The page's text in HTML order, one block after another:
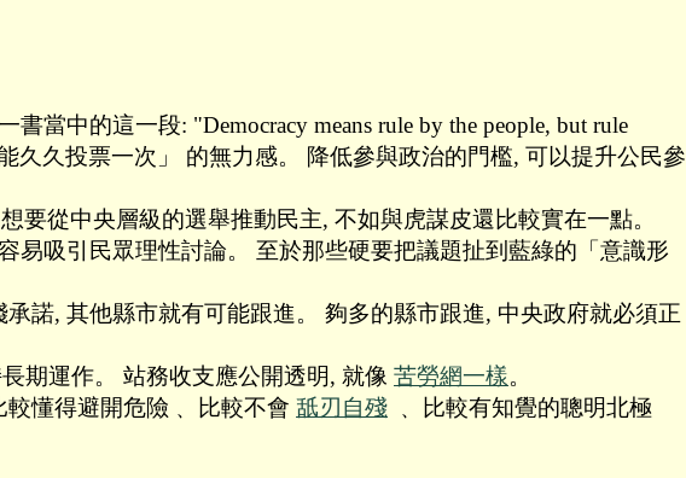
書當中的這一段: "Democracy means rule by the people, but rule
久久投票一次」 的無力感。 降低參與政治的門檻, 可以提升公民參
從中央層級的選舉推動民主, 不如與虎謀皮還比較實在一點。
易吸引民眾理性討論。 至於那些硬要把議題扯到藍綠的「意識形
諾, 其他縣市就有可能跟進。 夠多的縣市跟進, 中央政府就必須正
期運作。 站務收支應公開透明, 就像 苦勞網一樣。
懂得避開危險﹑ 比較不會 舐刃自殘 ﹑ 比較有知覺的聰明北極